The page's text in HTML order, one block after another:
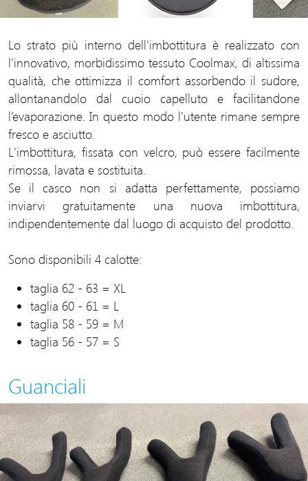
Lo strato più interno dell'imbottitura è realizzato con
l'innovativo, morbidissimo tessuto Coolmax, di altissima
qualità, che ottimizza il comfort assorbendo il sudore,
allontanandolo dal cuoio capelluto e facilitandone
l’evaporazione. In questo modo l'utente rimane sempre
fresco e asciutto.
L'imbottitura, fissata con velcro, può essere facilmente
rimossa, lavata e sostituita.
Se il casco non si adatta perfettamente, possiamo
inviarvi gratuitamente una nuova imbottitura,
indipendentemente dal luogo di acquisto del prodotto.
Sono disponibili 4 calotte:
taglia 62 - 63 = XL
taglia 60 - 61 = L
taglia 58 - 59 = M
taglia 56 - 57 = S
Guanciali